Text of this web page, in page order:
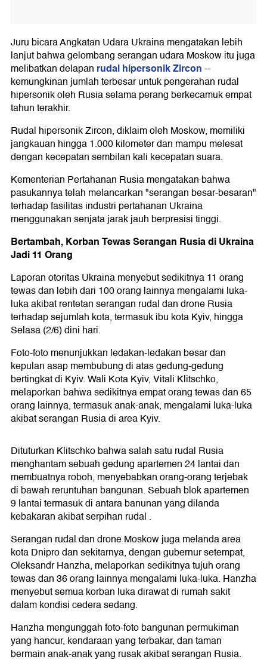
Juru bicara Angkatan Udara Ukraina mengatakan lebih
lanjut bahwa gelombang serangan udara Moskow itu juga
melibatkan delapan rudal hipersonik Zircon--
kemungkinan jumlah terbesar untuk pengerahan rudal
hipersonik oleh Rusia selama perang berkecamuk empat
tahun terakhir.
Rudal hipersonik Zircon, diklaim oleh Moskow, memiliki
jangkauan hingga 1.000 kilometer dan mampu melesat
dengan kecepatan sembilan kali kecepatan suara.
Kementerian Pertahanan Rusia mengatakan bahwa
pasukannya telah melancarkan "serangan besar-besaran"
terhadap fasilitas industri pertahanan Ukraina
menggunakan senjata jarak jauh berpresisi tinggi.
Bertambah, Korban Tewas Serangan Rusia di Ukraina
Jadi 11 Orang
Laporan otoritas Ukraina menyebut sedikitnya 11 orang
tewas dan lebih dari 100 orang lainnya mengalami luka-
luka akibat rentetan serangan rudal dan drone Rusia
terhadap sejumlah kota, termasuk ibu kota Kyiv, hingga
Selasa (2/6) dini hari.
Foto-foto menunjukkan ledakan-ledakan besar dan
kepulan asap membubung di atas gedung-gedung
bertingkat di Kyiv. Wali Kota Kyiv, Vitali Klitschko,
melaporkan bahwa sedikitnya empat orang tewas dan 65
orang lainnya, termasuk anak-anak, mengalami luka-luka
akibat serangan Rusia di area Kyiv.
Dituturkan Klitschko bahwa salah satu rudal Rusia
menghantam sebuah gedung apartemen 24 lantai dan
membuatnya roboh, menyebabkan orang-orang terjebak
di bawah reruntuhan bangunan. Sebuah blok apartemen
9 lantai termasuk di antara banunan yang dilanda
kebakaran akibat serpihan rudal .
Serangan rudal dan drone Moskow juga melanda area
kota Dnipro dan sekitarnya, dengan gubernur setempat,
Oleksandr Hanzha, melaporkan sedikitnya tujuh orang
tewas dan 36 orang lainnya mengalami luka-luka. Hanzha
menyebut semua korban luka dirawat di rumah sakit
dalam kondisi cedera sedang.
Hanzha mengunggah foto-foto bangunan permukiman
yang hancur, kendaraan yang terbakar, dan taman
bermain anak-anak yang rusak akibat serangan Rusia.